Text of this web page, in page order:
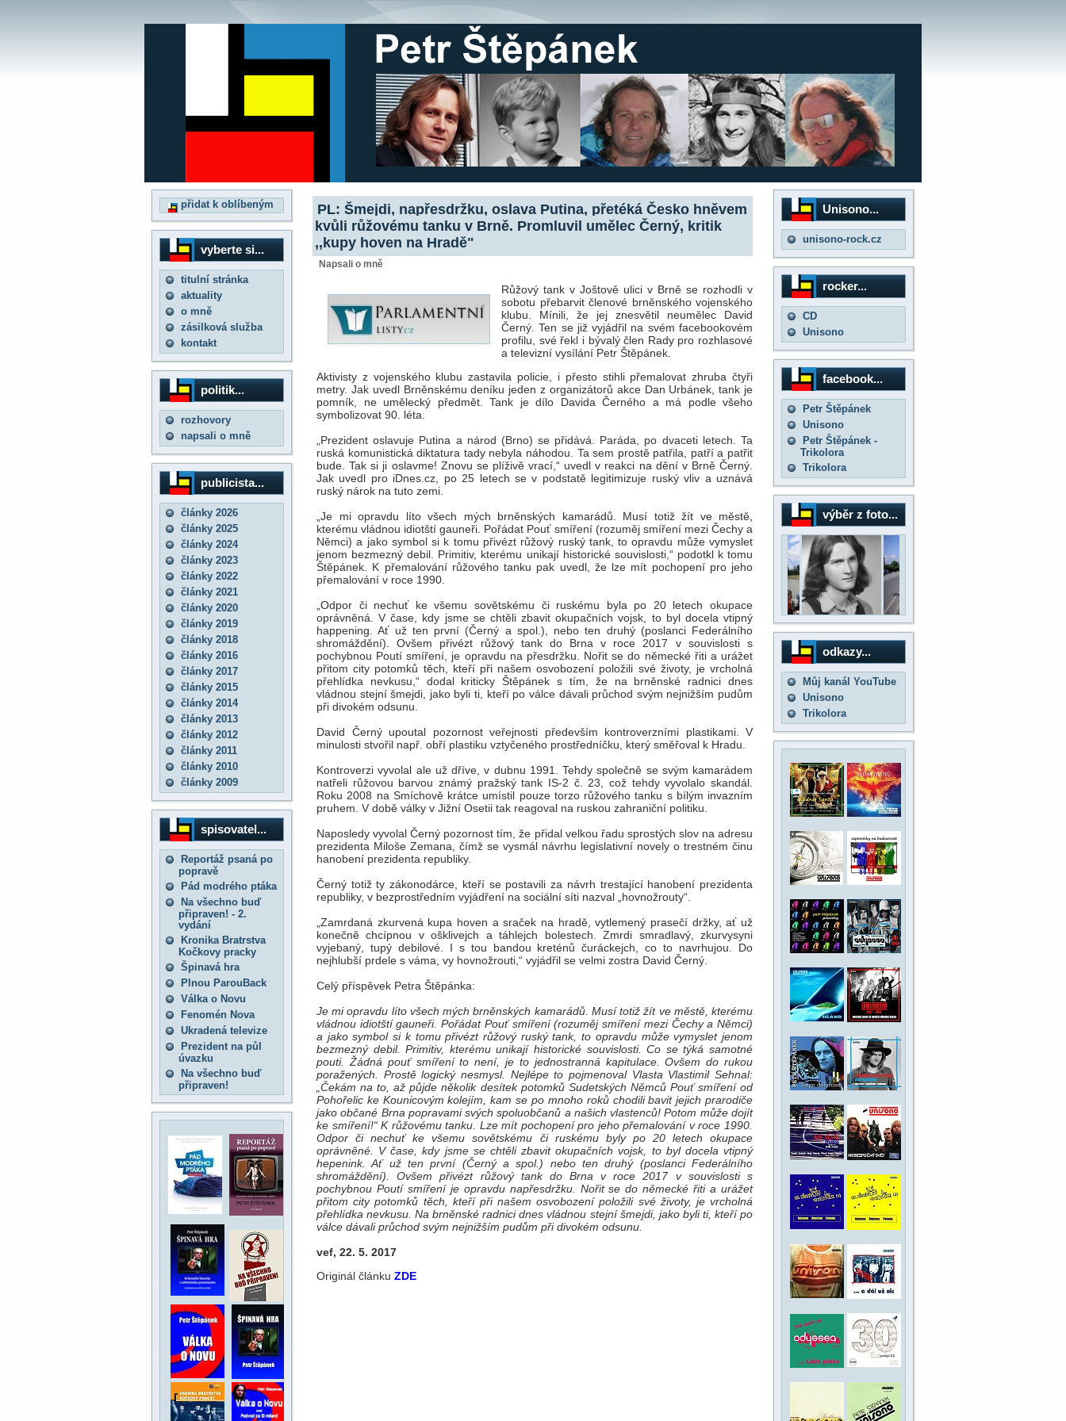
přidat k oblíbeným
vyberte si...
titulní stránka
aktuality
o mně
zásilková služba
kontakt
politik...
rozhovory
napsali o mně
publicista...
články 2026
články 2025
články 2024
články 2023
články 2022
články 2021
články 2020
články 2019
články 2018
články 2016
články 2017
články 2015
články 2014
články 2013
články 2012
články 2011
články 2010
články 2009
spisovatel...
Reportáž psaná po
popravě
Pád modrého ptáka
Na všechno buď
připraven! - 2.
vydání
Kronika Bratrstva
Kočkovy pracky
Špinavá hra
Plnou ParouBack
Válka o Novu
Fenomén Nova
Ukradená televize
Prezident na půl
úvazku
Na všechno buď
připraven!
PL: Šmejdi, napřesdržku, oslava Putina, přetéká Česko hněvem
kvůli růžovému tanku v Brně. Promluvil umělec Černý, kritik
,,kupy hoven na Hradě"
Napsali o mně
Růžový tank v Joštově ulici v Brně se rozhodli v
sobotu přebarvit členové brněnského vojenského
klubu. Mínili, že jej znesvětil neumělec David
Černý. Ten se již vyjádřil na svém facebookovém
profilu, své řekl i bývalý člen Rady pro rozhlasové
a televizní vysílání Petr Štěpánek.
Aktivisty z vojenského klubu zastavila policie, i přesto stihli přemalovat zhruba čtyři
metry. Jak uvedl Brněnskému deníku jeden z organizátorů akce Dan Urbánek, tank je
pomník, ne umělecký předmět. Tank je dílo Davida Černého a má podle všeho
symbolizovat 90. léta.
„Prezident oslavuje Putina a národ (Brno) se přidává. Paráda, po dvaceti letech. Ta
ruská komunistická diktatura tady nebyla náhodou. Ta sem prostě patřila, patří a patřit
bude. Tak si ji oslavme! Znovu se plíživě vrací,“ uvedl v reakci na dění v Brně Černý.
Jak uvedl pro iDnes.cz, po 25 letech se v podstatě legitimizuje ruský vliv a uznává
ruský nárok na tuto zemi.
„Je mi opravdu líto všech mých brněnských kamarádů. Musí totiž žít ve městě,
kterému vládnou idiotští gauneři. Pořádat Pouť smíření (rozuměj smíření mezi Čechy a
Němci) a jako symbol si k tomu přivézt růžový ruský tank, to opravdu může vymyslet
jenom bezmezný debil. Primitiv, kterému unikají historické souvislosti,“ podotkl k tomu
Štěpánek. K přemalování růžového tanku pak uvedl, že lze mít pochopení pro jeho
přemalování v roce 1990.
„Odpor či nechuť ke všemu sovětskému či ruskému byla po 20 letech okupace
oprávněná. V čase, kdy jsme se chtěli zbavit okupačních vojsk, to byl docela vtipný
happening. Ať už ten první (Černý a spol.), nebo ten druhý (poslanci Federálního
shromáždění). Ovšem přivézt růžový tank do Brna v roce 2017 v souvislosti s
pochybnou Poutí smíření, je opravdu na přesdržku. Nořit se do německé řiti a urážet
přitom city potomků těch, kteří při našem osvobození položili své životy, je vrcholná
přehlídka nevkusu,“ dodal kriticky Štěpánek s tím, že na brněnské radnici dnes
vládnou stejní šmejdi, jako byli ti, kteří po válce dávali průchod svým nejnižším pudům
při divokém odsunu.
David Černý upoutal pozornost veřejnosti především kontroverzními plastikami. V
minulosti stvořil např. obří plastiku vztyčeného prostředníčku, který směřoval k Hradu.
Kontroverzi vyvolal ale už dříve, v dubnu 1991. Tehdy společně se svým kamarádem
natřeli růžovou barvou známý pražský tank IS-2 č. 23, což tehdy vyvolalo skandál.
Roku 2008 na Smíchově krátce umístil pouze torzo růžového tanku s bílým invazním
pruhem. V době války v Jižní Osetii tak reagoval na ruskou zahraniční politiku.
Naposledy vyvolal Černý pozornost tím, že přidal velkou řadu sprostých slov na adresu
prezidenta Miloše Zemana, čímž se vysmál návrhu legislativní novely o trestném činu
hanobení prezidenta republiky.
Černý totiž ty zákonodárce, kteří se postavili za návrh trestající hanobení prezidenta
republiky, v bezprostředním vyjádření na sociální síti nazval „hovnožrouty“.
„Zamrdaná zkurvená kupa hoven a sraček na hradě, vytlemený prasečí držky, ať už
konečně chcípnou v ošklivejch a táhlejch bolestech. Zmrdi smradlavý, zkurvysyni
vyjebaný, tupý debilové. I s tou bandou kreténů čuráckejch, co to navrhujou. Do
nejhlubší prdele s váma, vy hovnožrouti,“ vyjádřil se velmi zostra David Černý.
Celý příspěvek Petra Štěpánka:
Je mi opravdu líto všech mých brněnských kamarádů. Musí totiž žít ve městě, kterému
vládnou idiotští gauneři. Pořádat Pouť smíření (rozuměj smíření mezi Čechy a Němci)
a jako symbol si k tomu přivézt růžový ruský tank, to opravdu může vymyslet jenom
bezmezný debil. Primitiv, kterému unikají historické souvislosti. Co se týká samotné
pouti. Žádná pouť smíření to není, je to jednostranná kapitulace. Ovšem do rukou
poražených. Prostě logický nesmysl. Nejlépe to pojmenoval Vlasta Vlastimil Sehnal:
„Čekám na to, až půjde několik desítek potomků Sudetských Němců Pouť smíření od
Pohořelic ke Kounicovým kolejím, kam se po mnoho roků chodili bavit jejich prarodiče
jako občané Brna popravami svých spoluobčanů a našich vlastenců! Potom může dojít
ke smíření!“ K růžovému tanku. Lze mít pochopení pro jeho přemalování v roce 1990.
Odpor či nechuť ke všemu sovětskému či ruskému byly po 20 letech okupace
oprávněné. V čase, kdy jsme se chtěli zbavit okupačních vojsk, to byl docela vtipný
hepenink. Ať už ten první (Černý a spol.) nebo ten druhý (poslanci Federálního
shromáždění). Ovšem přivézt růžový tank do Brna v roce 2017 v souvislosti s
pochybnou Poutí smíření je opravdu napřesdržku. Nořit se do německé řiti a urážet
přitom city potomků těch, kteří při našem osvobození položili své životy, je vrcholná
přehlídka nevkusu. Na brněnské radnici dnes vládnou stejní šmejdi, jako byli ti, kteří po
válce dávali průchod svým nejnižším pudům při divokém odsunu.
vef, 22. 5. 2017
Originál článku ZDE
Unisono...
unisono-rock.cz
rocker...
CD
Unisono
facebook...
Petr Štěpánek
Unisono
Petr Štěpánek -
Trikolora
Trikolora
výběr z foto...
odkazy...
Můj kanál YouTube
Unisono
Trikolora